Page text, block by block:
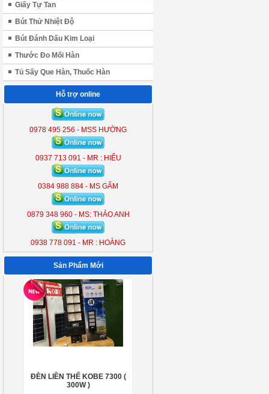
Giấy Tự Tan
Bút Thử Nhiệt Độ
Bút Đánh Dấu Kim Loại
Thước Đo Mối Hàn
Tủ Sấy Que Hàn, Thuốc Hàn
Hỗ trợ online
0978 495 256 - MSS HƯỜNG
0937 713 091 - MR : HIẾU
0384 988 884 - MS GẤM
0879 348 960 - MS: THẢO ANH
0938 778 091 - MR : HOÀNG
Sản Phẩm Mới
ĐÈN LIỀN THỂ KOBE 7300 (
KB - 7300
ĐÈN LIỀN THỂ KOBE 7300 (
300W )
KB - 7300
ĐÈN LIỀN THỂ KOBE 7300 (
300W )